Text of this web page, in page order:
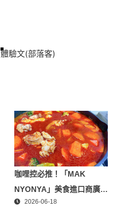
體驗文(部落客)
咖哩控必推！「MAK
NYONYA」美食進口商廣紘
國際進口！讓人直接變成咖
2026-06-18